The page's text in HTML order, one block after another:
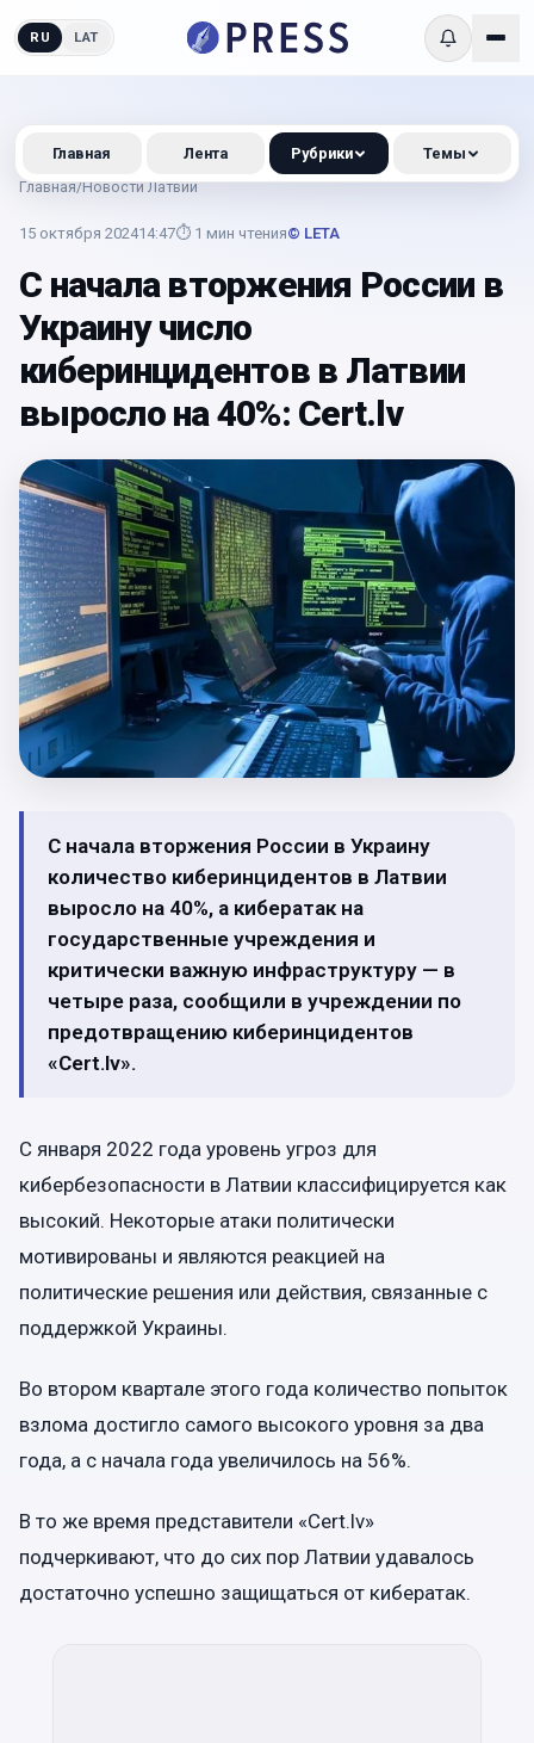
RU LAT
Главная/Новости Латвии
15 октября 202414:47⏱ 1 мин чтения© LETA
С начала вторжения России в
Украину число
киберинцидентов в Латвии
выросло на 40%: Cert.lv
С начала вторжения России в Украину
количество киберинцидентов в Латвии
выросло на 40%, а кибератак на
государственные учреждения и
критически важную инфраструктуру — в
четыре раза, сообщили в учреждении по
предотвращению киберинцидентов
«Cert.lv».
С января 2022 года уровень угроз для
кибербезопасности в Латвии классифицируется как
высокий. Некоторые атаки политически
мотивированы и являются реакцией на
политические решения или действия, связанные с
поддержкой Украины.
Во втором квартале этого года количество попыток
взлома достигло самого высокого уровня за два
года, а с начала года увеличилось на 56%.
В то же время представители «Cert.lv»
подчеркивают, что до сих пор Латвии удавалось
достаточно успешно защищаться от кибератак.
Главная Лента Рубрики Темы